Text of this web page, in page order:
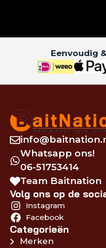
Eenvoudig
Whatsapp ons!
06-51753414
Team Baitnation
Volg ons op de
Instagram
Facebook
Categorieën
Merken